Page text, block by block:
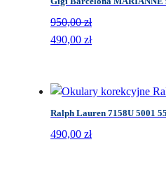
950,00zł
Pierwotna
950,00 zł.
490,00 złAktualna
490,00 zł.
Ralph Lauren 7158U 5001 55
490,00 zł